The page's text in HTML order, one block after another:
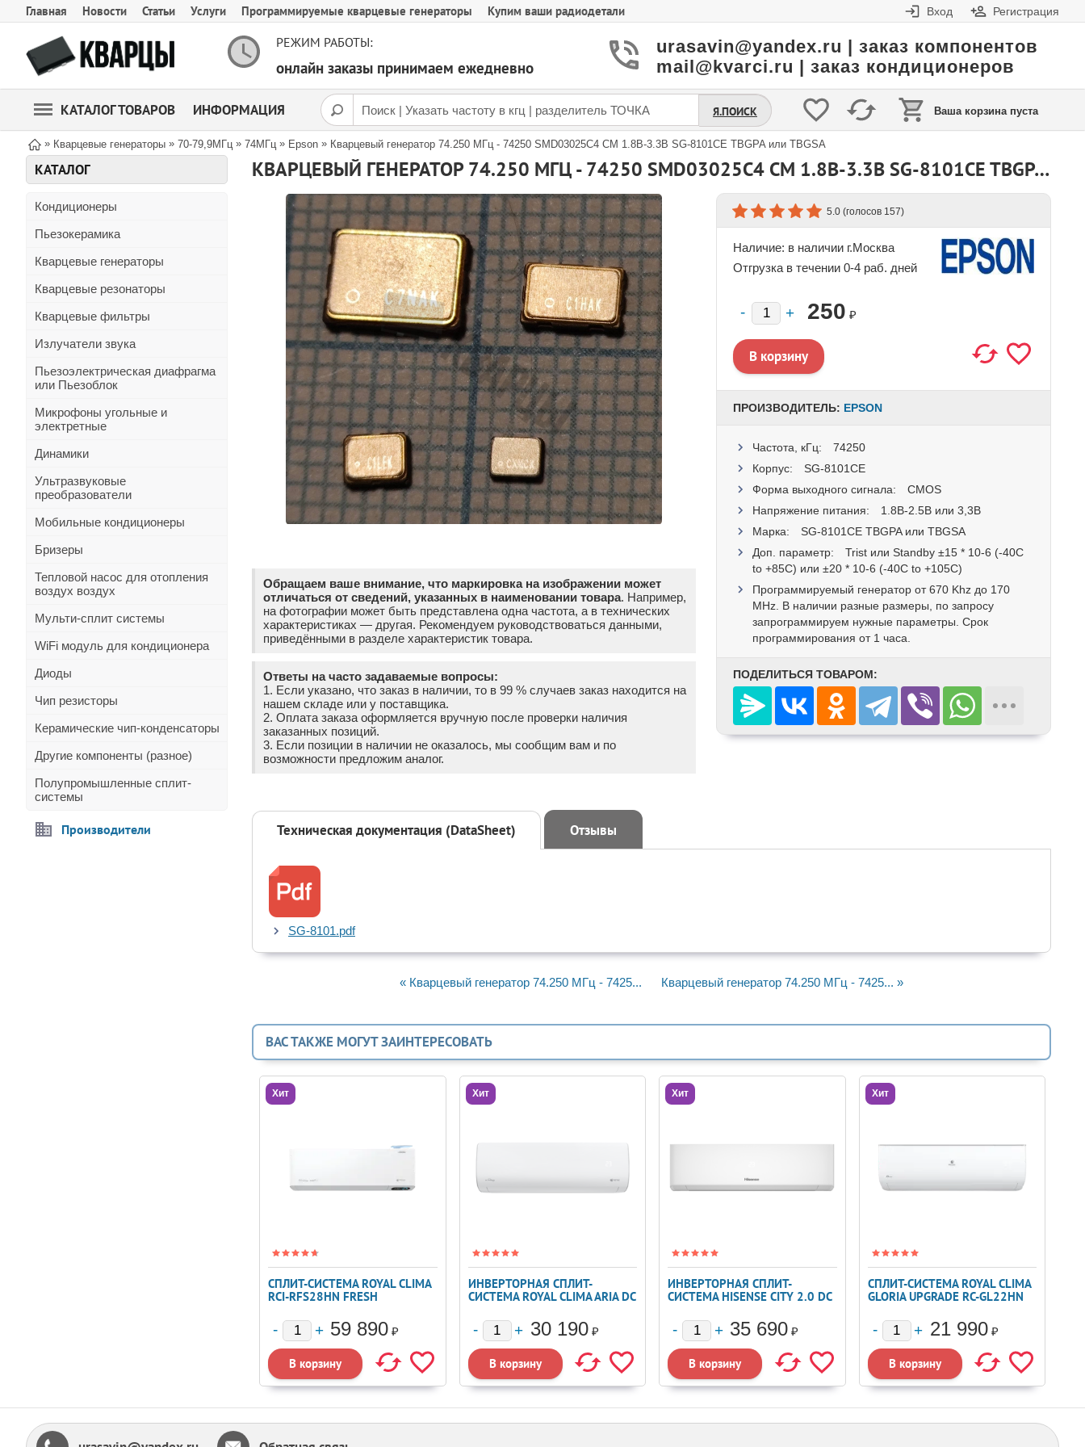
Главная Новости Статьи Услуги Программируемые кварцевые генераторы Купим ваши радиодетали Вход Регистрация
РЕЖИМ РАБОТЫ:
онлайн заказы принимаем ежедневно
urasavin@yandex.ru | заказ компонентов
mail@kvarci.ru | заказ кондиционеров
КАТАЛОГ ТОВАРОВ ИНФОРМАЦИЯ Ваша корзина пуста
Я.ПОИСК
» Кварцевые генераторы » 70-79,9МГц » 74МГц » Epson » Кварцевый генератор 74.250 МГц - 74250 SMD03025C4 CM 1.8В-3.3В SG-8101CE TBGPA или TBGSA
КАТАЛОГ
Кондиционеры
Пьезокерамика
Кварцевые генераторы
Кварцевые резонаторы
Кварцевые фильтры
Излучатели звука
Пьезоэлектрическая диафрагма
или Пьезоблок
Микрофоны угольные и
электретные
Динамики
Ультразвуковые
преобразователи
Мобильные кондиционеры
Бризеры
Тепловой насос для отопления
воздух воздух
Мульти-сплит системы
WiFi модуль для кондиционера
Диоды
Чип резисторы
Керамические чип-конденсаторы
Другие компоненты (разное)
Полупромышленные сплит-
системы
Производители
КВАРЦЕВЫЙ ГЕНЕРАТОР 74.250 МГЦ - 74250 SMD03025C4 CM 1.8В-3.3В SG-8101CE TBGPA ИЛИ TBGSA
Обращаем ваше внимание, что маркировка на изображении может
отличаться от сведений, указанных в наименовании товара. Например,
на фотографии может быть представлена одна частота, а в технических
характеристиках — другая. Рекомендуем руководствоваться данными,
приведёнными в разделе характеристик товара.
Ответы на часто задаваемые вопросы:
1. Если указано, что заказ в наличии, то в 99 % случаев заказ находится на
нашем складе или у поставщика.
2. Оплата заказа оформляется вручную после проверки наличия
заказанных позиций.
3. Если позиции в наличии не оказалось, мы сообщим вам и по
возможности предложим аналог.
5.0 (голосов 157)
Наличие: в наличии г.Москва
Отгрузка в течении 0-4 раб. дней
250 ₽
ПРОИЗВОДИТЕЛЬ: EPSON
Частота, кГц:
74250
Корпус:
SG-8101CE
Форма выходного сигнала:
CMOS
Напряжение питания:
1.8В-2.5B или 3,3B
Марка:
SG-8101CE TBGPA или TBGSA
Доп. параметр:
Trist или Standby ±15 * 10-6 (-40C
to +85C) или ±20 * 10-6 (-40C to +105C)
Программируемый генератор от 670 Khz до 170
MHz. В наличии разные размеры, по запросу
запрограммируем нужные параметры. Срок
программирования от 1 часа.
ПОДЕЛИТЬСЯ ТОВАРОМ:
Техническая документация (DataSheet) Отзывы
SG-8101.pdf
« Кварцевый генератор 74.250 МГц - 7425... Кварцевый генератор 74.250 МГц - 7425... »
ВАС ТАКЖЕ МОГУТ ЗАИНТЕРЕСОВАТЬ
Хит
СПЛИТ-СИСТЕМА ROYAL CLIMA
RCI-RFS28HN FRESH
59 890 ₽
Хит
ИНВЕРТОРНАЯ СПЛИТ-
СИСТЕМА ROYAL CLIMA ARIA DC
30 190 ₽
Хит
ИНВЕРТОРНАЯ СПЛИТ-
СИСТЕМА HISENSE CITY 2.0 DC
35 690 ₽
Хит
СПЛИТ-СИСТЕМА ROYAL CLIMA
GLORIA UPGRADE RC-GL22HN
21 990 ₽